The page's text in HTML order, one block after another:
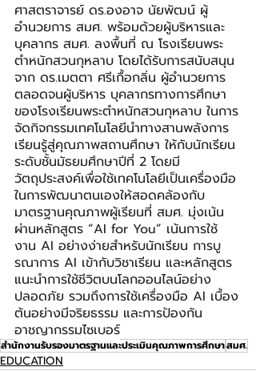
ศาสตราจารย์ ดร.องอาจ นัยพัฒน์ ผู้
อำนวยการ สมศ. พร้อมด้วยผู้บริหารและ
บุคลากร สมศ. ลงพื้นที่ ณ โรงเรียนพระ
ตำหนักสวนกุหลาบ โดยได้รับการสนับสนุน
จาก ดร.เมตตา ศรีเกื้อกลิ่น ผู้อำนวยการ
ตลอดจนผู้บริหาร บุคลากรทางการศึกษา
ของโรงเรียนพระตำหนักสวนกุหลาบ ในการ
จัดกิจกรรมเทคโนโลยีนำทางสานพลังการ
เรียนรู้สู่คุณภาพสถานศึกษา ให้กับนักเรียน
ระดับชั้นมัธยมศึกษาปีที่ 2 โดยมี
วัตถุประสงค์เพื่อใช้เทคโนโลยีเป็นเครื่องมือ
ในการพัฒนาตนเองให้สอดคล้องกับ
มาตรฐานคุณภาพผู้เรียนที่ สมศ. มุ่งเน้น
ผ่านหลักสูตร “AI for You” เน้นการใช้
งาน AI อย่างง่ายสำหรับนักเรียน การบู
รณาการ AI เข้ากับวิชาเรียน และหลักสูตร
แนะนำการใช้ชีวิตบนโลกออนไลน์อย่าง
ปลอดภัย รวมถึงการใช้เครื่องมือ AI เบื้อง
ต้นอย่างมีจริยธรรม และการป้องกัน
อาชญากรรมไซเบอร์
สำนักงานรับรองมาตรฐานและประเมินคุณภาพการศึกษาสมศ.
EDUCATION